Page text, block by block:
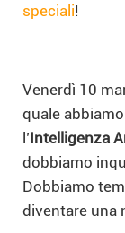
speciali!
Venerdì 10
quale
l’Intelligenza
dobbiamo
Dobbiamo
diventare una